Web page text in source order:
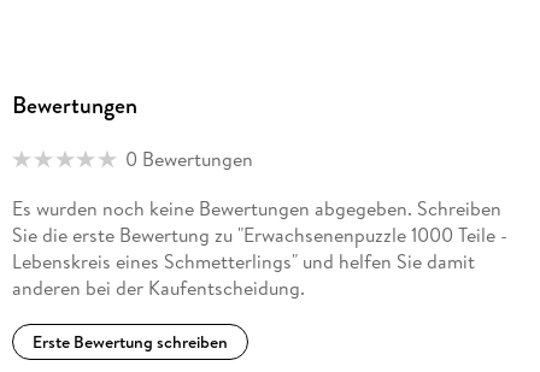
Bewertungen
0 Bewertungen
Es wurden noch keine Bewertungen abgegeben. Schreiben
Sie die erste Bewertung zu "Erwachsenenpuzzle 1000 Teile -
Lebenskreis eines Schmetterlings" und helfen Sie damit
anderen bei der Kaufentscheidung.
Erste Bewertung schreiben